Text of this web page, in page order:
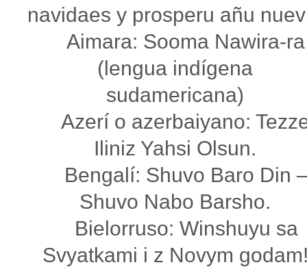
navidaes y prosperu añu
Aimara: Sooma Nawira-ra
(lengua indígena
sudamericana)
Azerí o azerbaiyano:
Iliniz Yahsi Olsun.
Bengalí: Shuvo Baro Din
Shuvo Nabo Barsho.
Bielorruso: Winshuyu sa
Svyatkami i z Novym